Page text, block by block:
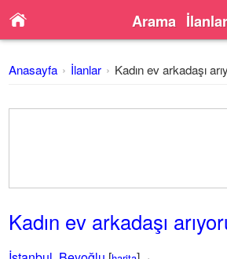
Arama İlanlar
Anasayfa İlanlar Kadın ev arkadaşı
Kadın ev arkadaşı